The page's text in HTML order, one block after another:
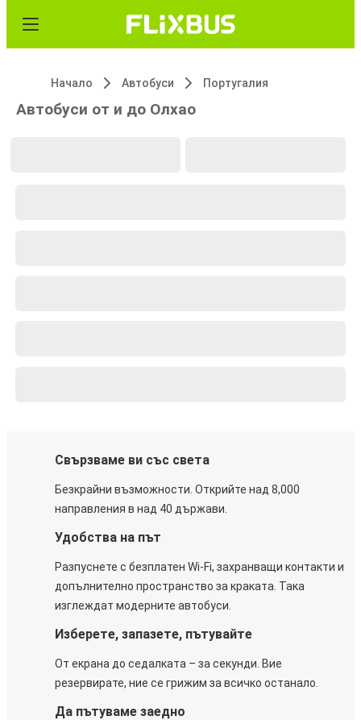
Начало Автобуси Португалия
Автобуси от и до Олхао
Свързваме ви със света
Безкрайни възможности. Открийте над 8,000
направления в над 40 държави.
Удобства на път
Разпуснете с безплатен Wi-Fi, захранващи контакти и
допълнително пространство за краката. Така
изглеждат модерните автобуси.
Изберете, запазете, пътувайте
От екрана до седалката – за секунди. Вие
резервирате, ние се грижим за всичко останало.
Да пътуваме заедно